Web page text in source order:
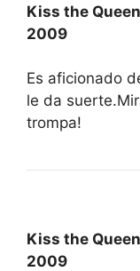
Kiss the Queen
2009
Es aficionado
le da
trompa!
Kiss the Queen
2009